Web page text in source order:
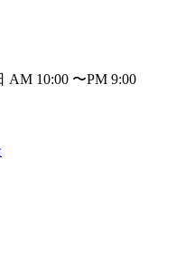
AM 10:00 〜PM 9:00